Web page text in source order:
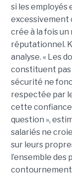
si les employés
excessivement
crée à la fois
réputationnel.
analyse. « Les
constituent pas
sécurité ne
respectée par
cette confiance
question »,
salariés ne
sur leurs
l’ensemble